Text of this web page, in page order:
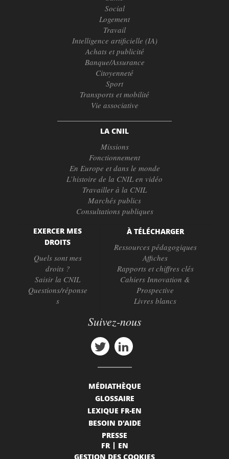
Social
Logement
Travail
Intelligence artificielle (IA)
Achats et publicité
Banque/Assurance
Citoyenneté
Sport
Transports et mobilité
Vie associative
LA CNIL
Missions
Fonctionnement
En Europe et dans le monde
L’histoire de la CNIL en vidéo
Travailler à la CNIL
Marchés publics
Consultations publiques
EXERCER MES
DROITS
Quels sont mes
droits ?
Saisir la CNIL
Questions/réponse
s
À TÉLÉCHARGER
Ressources pédagogiques
Affiches
Rapports et chiffres clés
Cahiers Innovation &
Prospective
Livres blancs
Suivez-nous
MÉDIATHÈQUE
GLOSSAIRE
LEXIQUE FR-EN
BESOIN D'AIDE
PRESSE
FR
EN
GESTION DES COOKIES